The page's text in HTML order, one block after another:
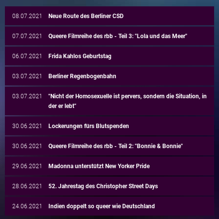
08.07.2021 Neue Route des Berliner CSD
07.07.2021 Queere Filmreihe des rbb - Teil 3: "Lola und das Meer"
06.07.2021 Frida Kahlos Geburtstag
03.07.2021 Berliner Regenbogenbahn
03.07.2021
"Nicht der Homosexuelle ist pervers, sondern die Situation, in
der er lebt"
30.06.2021 Lockerungen fürs Blutspenden
30.06.2021 Queere Filmreihe des rbb - Teil 2: "Bonnie & Bonnie"
29.06.2021 Madonna unterstützt New Yorker Pride
28.06.2021 52. Jahrestag des Christopher Street Days
24.06.2021 Indien doppelt so queer wie Deutschland